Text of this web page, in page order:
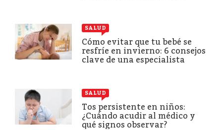
SALUD
Cómo evitar que tu bebé se
resfríe en invierno: 6 consejos
clave de una especialista
SALUD
Tos persistente en niños:
¿Cuándo acudir al médico y
qué signos observar?